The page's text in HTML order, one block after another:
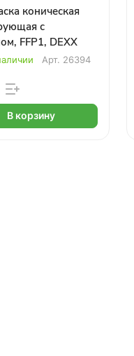
коническая
с
FFP1, DEXX
Арт. 26394
В корзину